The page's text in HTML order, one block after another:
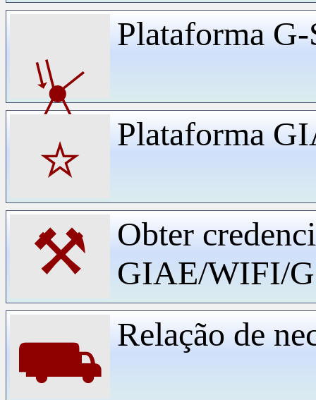
⏧
Plataforma
⭐ Plataforma
⚒
Obter
GIAE/WIFI/
⛟ Relação de